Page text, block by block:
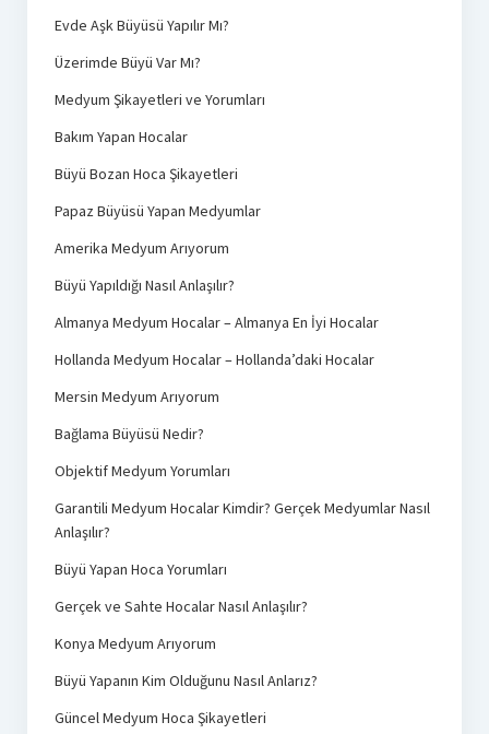
Evde Aşk Büyüsü Yapılır Mı?
Üzerimde Büyü Var Mı?
Medyum Şikayetleri ve Yorumları
Bakım Yapan Hocalar
Büyü Bozan Hoca Şikayetleri
Papaz Büyüsü Yapan Medyumlar
Amerika Medyum Arıyorum
Büyü Yapıldığı Nasıl Anlaşılır?
Almanya Medyum Hocalar – Almanya En İyi Hocalar
Hollanda Medyum Hocalar – Hollanda’daki Hocalar
Mersin Medyum Arıyorum
Bağlama Büyüsü Nedir?
Objektif Medyum Yorumları
Garantili Medyum Hocalar Kimdir? Gerçek Medyumlar Nasıl
Anlaşılır?
Büyü Yapan Hoca Yorumları
Gerçek ve Sahte Hocalar Nasıl Anlaşılır?
Konya Medyum Arıyorum
Büyü Yapanın Kim Olduğunu Nasıl Anlarız?
Güncel Medyum Hoca Şikayetleri